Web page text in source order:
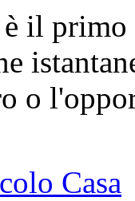
il
o
Casa